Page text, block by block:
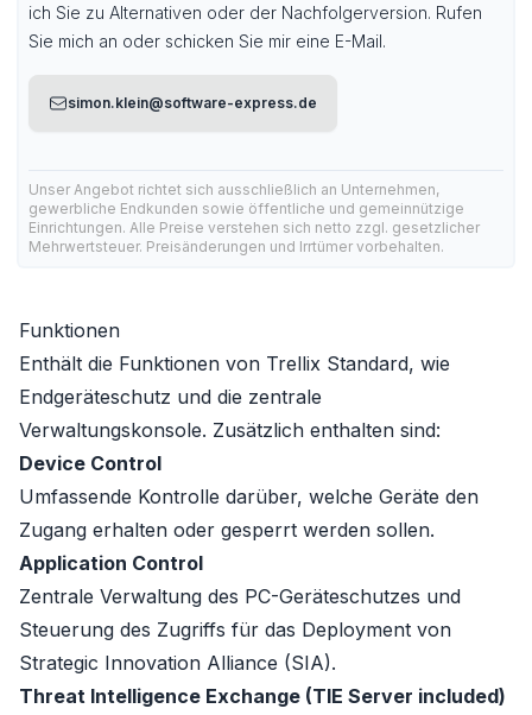
ich Sie zu Alternativen oder der Nachfolgerversion. Rufen
Sie mich an oder schicken Sie mir eine E-Mail.
simon.klein@software-express.de
Unser Angebot richtet sich ausschließlich an Unternehmen,
gewerbliche Endkunden sowie öffentliche und gemeinnützige
Einrichtungen. Alle Preise verstehen sich netto zzgl. gesetzlicher
Mehrwertsteuer. Preisänderungen und Irrtümer vorbehalten.
Funktionen
Enthält die Funktionen von Trellix Standard, wie
Endgeräteschutz und die zentrale
Verwaltungskonsole. Zusätzlich enthalten sind:
Device Control
Umfassende Kontrolle darüber, welche Geräte den
Zugang erhalten oder gesperrt werden sollen.
Application Control
Zentrale Verwaltung des PC-Geräteschutzes und
Steuerung des Zugriffs für das Deployment von
Strategic Innovation Alliance (SIA).
Threat Intelligence Exchange (TIE Server included)